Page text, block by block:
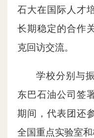
石大在国际人才
长期稳定的合作
克回访交流。
学校分别与
东巴石油公司签
期间，代表团还
全国重点实验室和